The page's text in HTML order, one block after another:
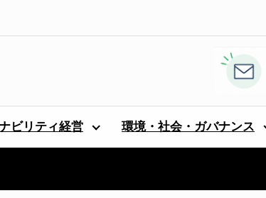
ビリティ経営 環境・社会・ガバナンス